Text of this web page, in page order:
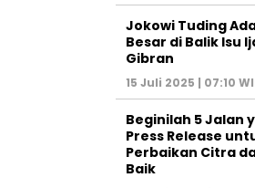
Jokowi Tuding
Besar di Balik Isu
Gibran
15 Juli 2025 | 07:10
Beginilah 5 Jalan
Press Release
Perbaikan Citra
Baik